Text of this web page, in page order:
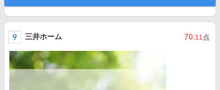
三井ホーム 70.11点